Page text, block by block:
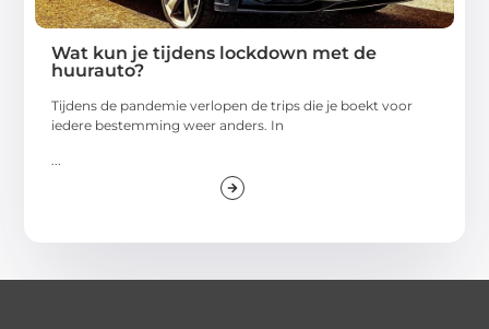
Wat kun je tijdens lockdown met de
huurauto?
Tijdens de pandemie verlopen de trips die je boekt voor
iedere bestemming weer anders. In